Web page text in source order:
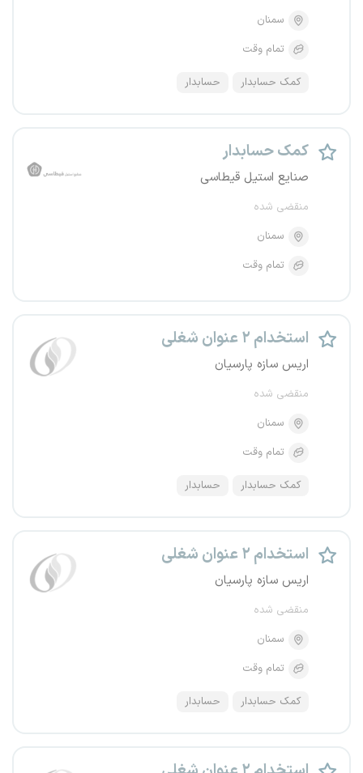
سمنان
تمام وقت
کمک حسابدار حسابدار
کمک حسابدار
صنایع استیل قیطاسی
منقضی شده
سمنان
تمام وقت
استخدام ۲ عنوان شغلی
اریس سازه پارسیان
منقضی شده
سمنان
تمام وقت
کمک حسابدار حسابدار
استخدام ۲ عنوان شغلی
اریس سازه پارسیان
منقضی شده
سمنان
تمام وقت
کمک حسابدار حسابدار